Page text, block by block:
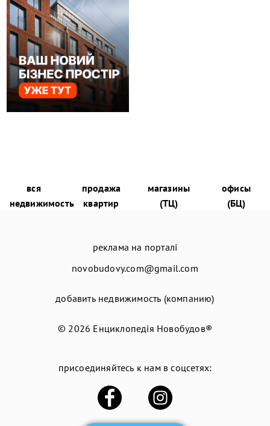
вся
недвижимость
продажа
квартир
магазины
(ТЦ)
офисы
(БЦ)
реклама на порталі
novobudovy.com@gmail.com
добавить недвижимость (компанию)
© 2026 Енциклопедія Новобудов®
присоединяйтесь к нам в соцсетях: